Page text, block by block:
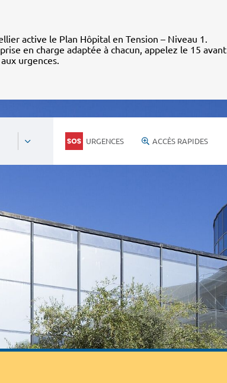
active le Plan Hôpital en Tension – Niveau 1.
en charge adaptée à chacun, appelez le 15 avant
urgences.
URGENCES ACCÈS RAPIDES